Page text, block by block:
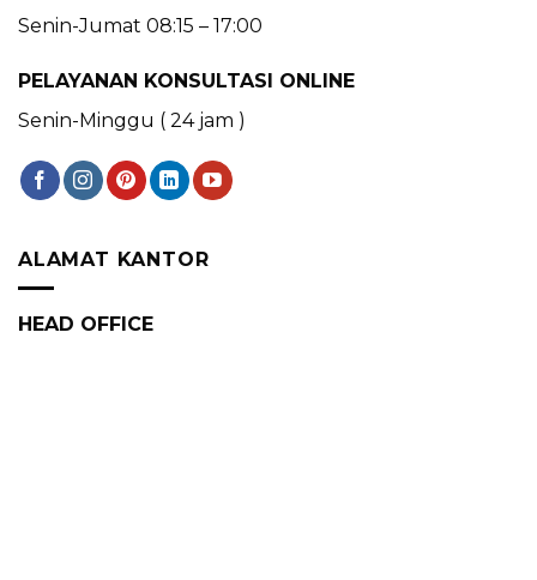
Senin-Jumat 08:15 – 17:00
PELAYANAN KONSULTASI ONLINE
Senin-Minggu ( 24 jam )
ALAMAT KANTOR
HEAD OFFICE